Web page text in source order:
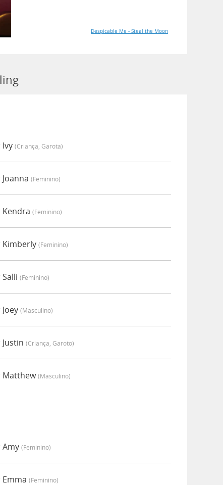
Despicable Me - Steal the Moon
(criança, Garota)
(feminino)
(feminino)
(feminino)
(feminino)
(masculino)
(criança, Garoto)
Matthew(masculino)
(feminino)
(feminino)